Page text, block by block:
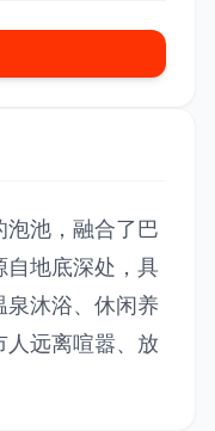
泡池，融合了巴
自地底深处，具
泉沐浴、休闲养
人远离喧嚣、放